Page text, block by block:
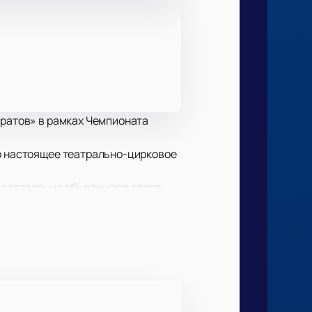
в рамках Чемпионата
настоящее театрально-цирковое
объединяют спорт,
акробатов и танцоров